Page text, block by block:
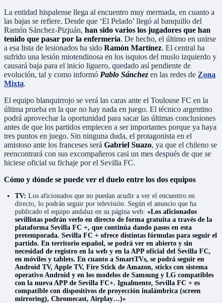
La entidad hispalense llega al encuentro muy mermada, en cuanto a
las bajas se refiere. Desde que ‘El Pelado’ llegó al banquillo del
Ramón Sánchez-Pizjuán, han sido varios los jugadores que han
tenido que pasar por la enfermería. De hecho, el último en unirse
a esa lista de lesionados ha sido Ramón Martínez. El central ha
sufrido una lesión miotendinosa en los isquios del muslo izquierdo y
causará baja para el inicio liguero, quedado así pendiente de
evolución, tal y como informó Pablo Sánchez en las redes de Zona
Mixta.
El equipo blanquirrojo se verá las caras ante el Toulouse FC en la
última prueba en la que no hay nada en juego. El técnico argentino
podrá aprovechar la oportunidad para sacar las últimas conclusiones
antes de que los partidos empiecen a ser importantes porque ya haya
tres puntos en juego. Sin ninguna duda, el protagonista en el
amistoso ante los franceses será Gabriel Suazo, ya que el chileno se
reencontrará con sus excompañeros casi un mes después de que se
hiciese oficial su fichaje por el Sevilla FC.
Cómo y dónde se puede ver el duelo entre los dos equipos
TV: Los aficionados que no puedan acudir a ver el encuentro en
directo, lo podrán seguir por televisión. Según el anuncio que ha
publicado el equipo andaluz en su página web:«Los aficionados
sevillistas podrán verlo en directo de forma gratuita a través de la
plataforma Sevilla FC +, que continúa dando pasos en esta
pretemporada. Sevilla FC + ofrece distintas fórmulas para seguir el
partido. En territorio español, se podrá ver en abierto y sin
necesidad de registro en la web y en la APP oficial del Sevilla FC,
en móviles y tablets. En cuanto a SmartTVs, se podrá seguir en
Android TV, Apple TV, Fire Stick de Amazon, sticks con sistema
operativo Android y en los modelos de Samsung y LG compatibles
con la nueva APP de Sevilla FC+. Igualmente, Sevilla FC + es
compatible con dispositivos de proyección inalámbrica (screen
mirroring), Chromecast, Airplay…)»